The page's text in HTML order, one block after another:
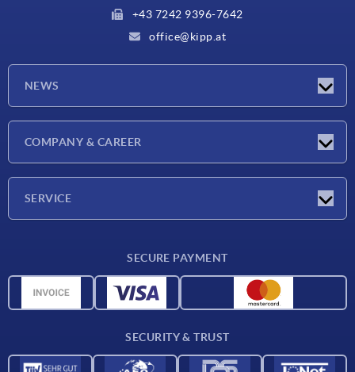
+43 7242 9396-7642
office@kipp.at
NEWS
COMPANY & CAREER
SERVICE
CAD data
For suppliers
SECURE PAYMENT
SECURITY & TRUST